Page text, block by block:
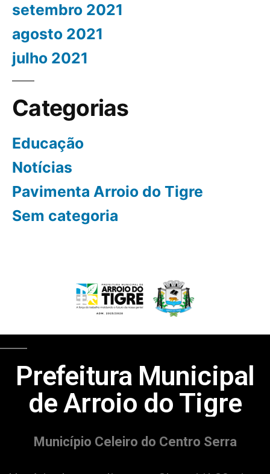
setembro 2021
agosto 2021
julho 2021
Categorias
Educação
Notícias
Pavimenta Arroio do Tigre
Sem categoria
Prefeitura Municipal
de Arroio do Tigre
Município Celeiro do Centro Serra